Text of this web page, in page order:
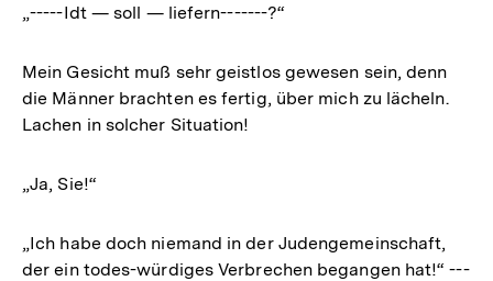
„-----Idt — soll — liefern-------?“
Mein Gesicht muß sehr geistlos gewesen sein, denn
die Männer brachten es fertig, über mich zu lächeln.
Lachen in solcher Situation!
„Ja, Sie!“
„Ich habe doch niemand in der Judengemeinschaft,
der ein todes-würdiges Verbrechen begangen hat!“ ---